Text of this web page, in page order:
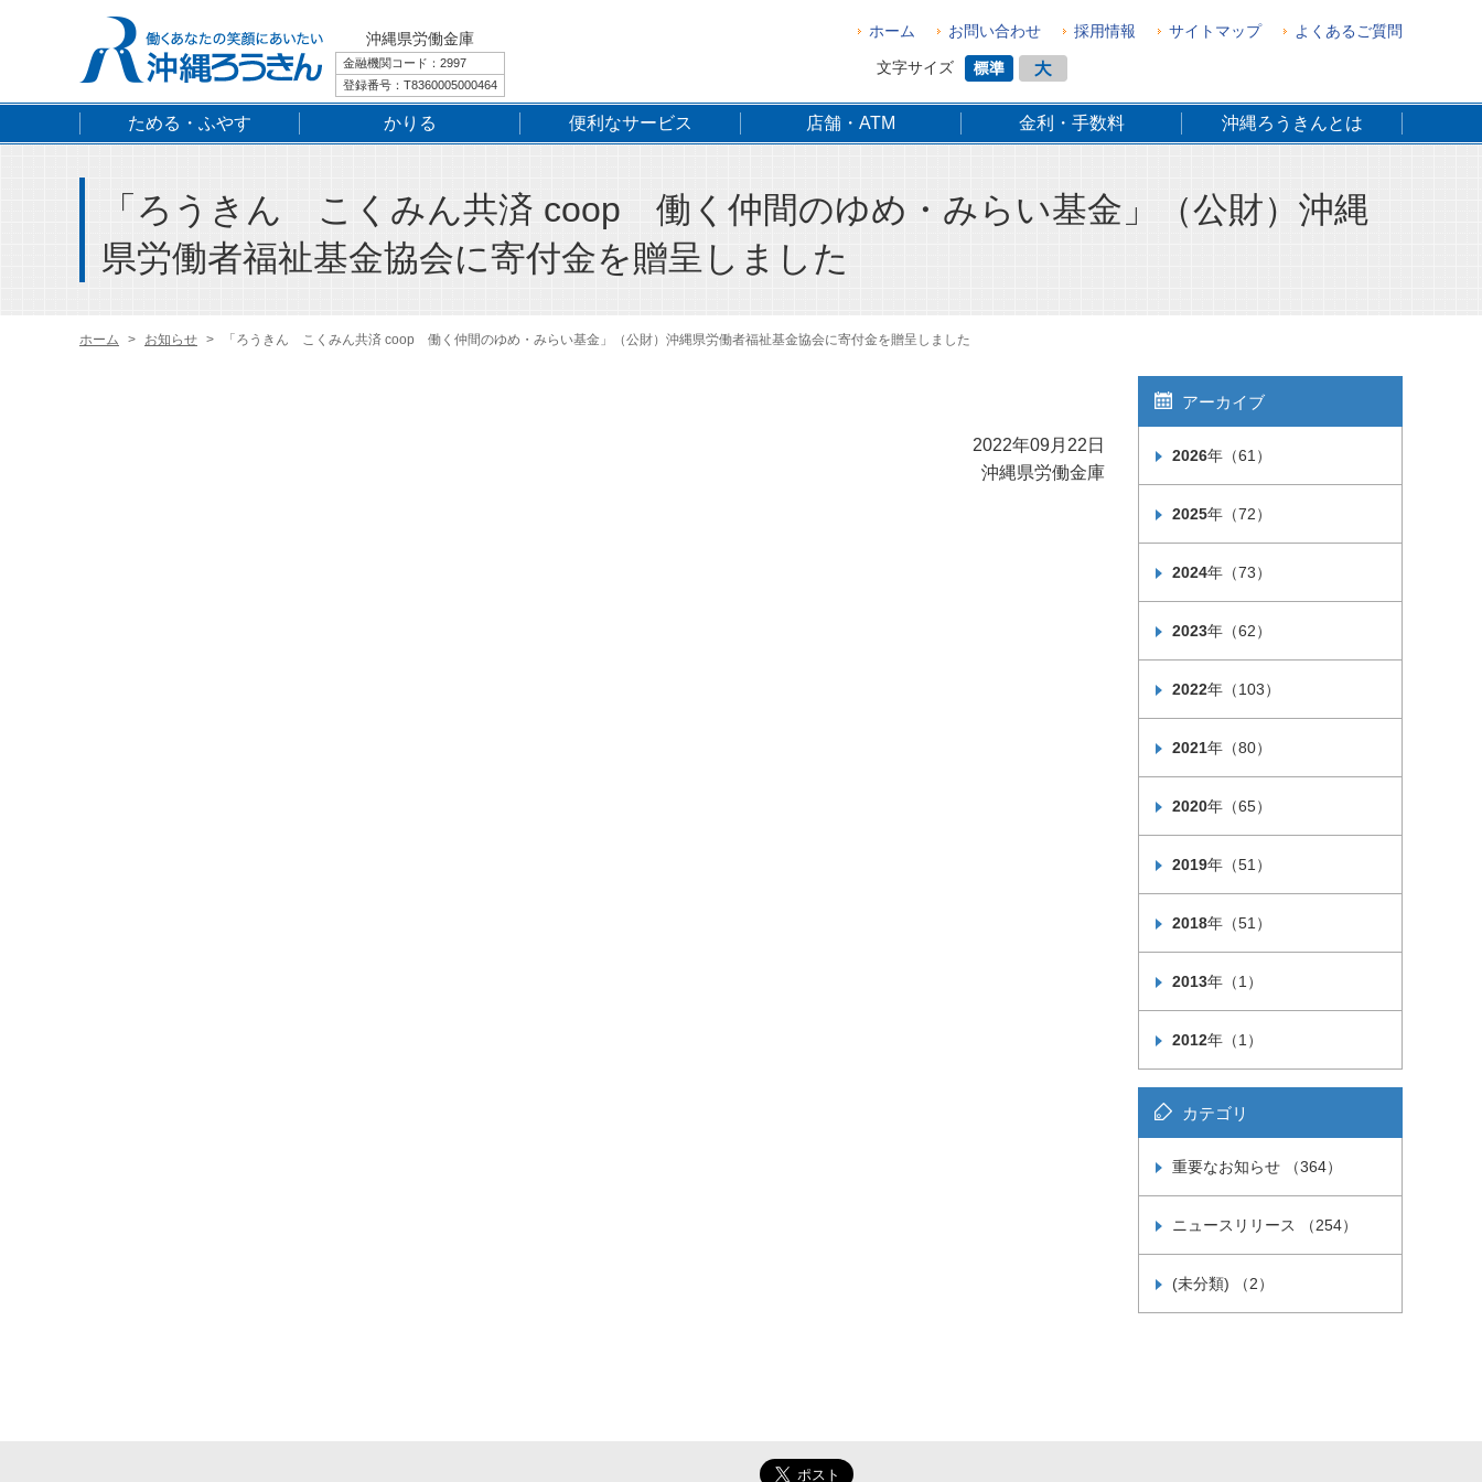
沖縄県労働金庫
金融機関コード：2997
登録番号：T8360005000464
ホーム お問い合わせ 採用情報 サイトマップ よくあるご質問
文字サイズ
ためる・ふやす かりる 便利なサービス 店舗・ATM 金利・手数料 沖縄ろうきんとは
「ろうきん こくみん共済 coop 働く仲間のゆめ・みらい基金」（公財）沖縄
県労働者福祉基金協会に寄付金を贈呈しました
ホーム お知らせ 「ろうきん こくみん共済 coop 働く仲間のゆめ・みらい基金」（公財）沖縄県労働者福祉基金協会に寄付金を贈呈しました
2022年09月22日
沖縄県労働金庫
アーカイブ
2026年（61）
2025年（72）
2024年（73）
2023年（62）
2022年（103）
2021年（80）
2020年（65）
2019年（51）
2018年（51）
2013年（1）
2012年（1）
カテゴリ
重要なお知らせ （364）
ニュースリリース （254）
(未分類) （2）